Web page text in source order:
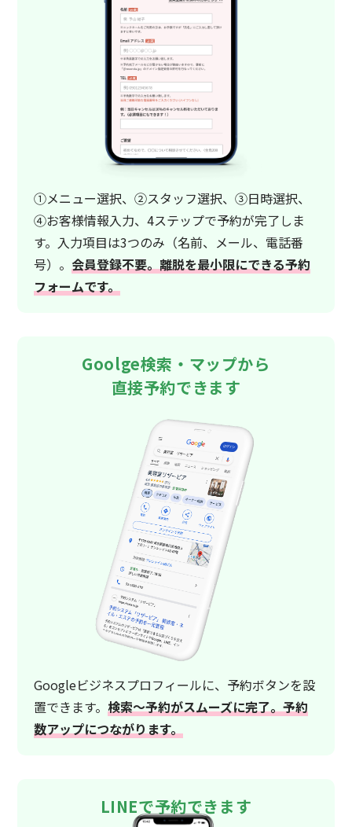
①メニュー選択、②スタッフ選択、③日時選択、
④お客様情報入力、4ステップで予約が完了しま
す。入力項目は3つのみ（名前、メール、電話番
号）。 会員登録不要。離脱を最小限にできる予約
フォームです。
Goolge検索・マップから
直接予約できます
Googleビジネスプロフィールに、予約ボタンを設
置できます。 検索〜予約がスムーズに完了。予約
数アップにつながります。
LINEで予約できます